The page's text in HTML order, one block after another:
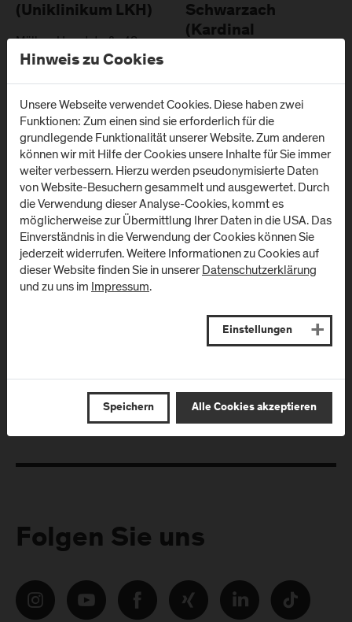
(Uniklinikum LKH)
Müllner Hauptstraße 48
A-5020Salzburg
Schwarzach
(Kardinal
Schwarzenbergplatz 1
A-5620Schwarzach im
Pongau
Anfahrt & Kontakt
Newsletter
Melden Sie sich zum Newsletter an und erhalten Sie aktuelle
Infos aus der FH Salzburg und zu Veranstaltungen!
Folgen Sie uns
Hinweis zu Cookies
Unsere Webseite verwendet Cookies. Diese haben zwei
Funktionen: Zum einen sind sie erforderlich für die
grundlegende Funktionalität unserer Website. Zum anderen
können wir mit Hilfe der Cookies unsere Inhalte für Sie immer
weiter verbessern. Hierzu werden pseudonymisierte Daten
von Website-Besuchern gesammelt und ausgewertet. Durch
die Verwendung dieser Analyse-Cookies, kommt es
möglicherweise zur Übermittlung Ihrer Daten in die USA. Das
Einverständnis in die Verwendung der Cookies können Sie
jederzeit widerrufen. Weitere Informationen zu Cookies auf
dieser Website finden Sie in unsererDatenschutzerklärung
und zu uns im Impressum.
Einstellungen
Speichern Alle Cookies akzeptieren